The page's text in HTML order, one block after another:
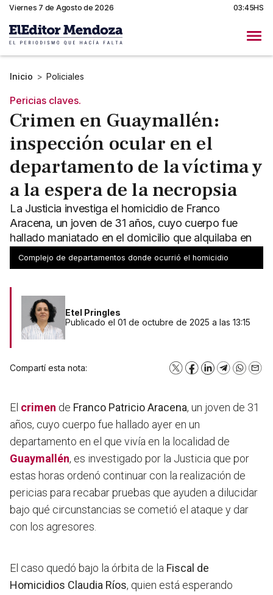
Viernes 7 de Agosto de 2026 03:45HS
Inicio > Policiales
Pericias claves.
Crimen en Guaymallén:
inspección ocular en el
departamento de la víctima y
a la espera de la necropsia
La Justicia investiga el homicidio de Franco
Aracena, un joven de 31 años, cuyo cuerpo fue
hallado maniatado en el domicilio que alquilaba en
Guaymallén.
Complejo de departamentos donde ocurrió el homicidio
Etel Pringles
Publicado el 01 de octubre de 2025 a las 13:15
Compartí esta nota: X Facebook
LinkedInTelegram
El crimen de Franco Patricio Aracena, un joven de 31
años, cuyo cuerpo fue hallado ayer en un
departamento en el que vivía en la localidad de
Guaymallén, es investigado por la Justicia que por
estas horas ordenó continuar con la realización de
pericias para recabar pruebas que ayuden a dilucidar
bajo qué circunstancias se cometió el ataque y dar
con los agresores.
El caso quedó bajo la órbita de la Fiscal de
Homicidios Claudia Ríos, quien está esperando